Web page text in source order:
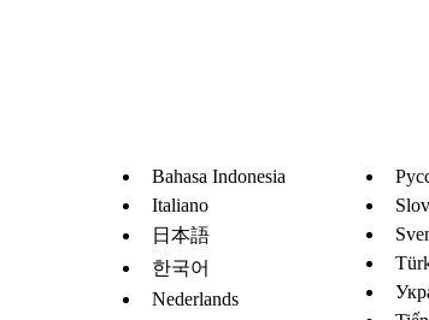
Bahasa Indonesia
Italiano
日本語
한국어
Nederlands